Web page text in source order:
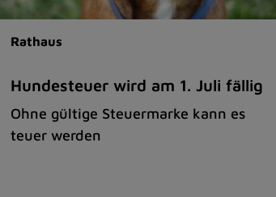
Rathaus
Hundesteuer wird am 1. Juli fällig
Ohne gültige Steuermarke kann es
teuer werden